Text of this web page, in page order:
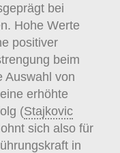
bei
Hohe Werte
positiver
beim
Auswahl von
erhöhte
(Stajkovic
sich also für
in